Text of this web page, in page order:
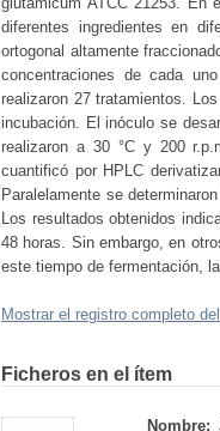
diferentes ingredientes en
ortogonal altamente
concentraciones de cada
realizaron 27 tratamientos.
incubación. El inóculo se
realizaron a 30 °C y 200
cuantificó por HPLC
Paralelamente se
Los resultados obtenidos
48 horas. Sin embargo, en
este tiempo de fermentación,
Mostrar el registro completo
Ficheros en el ítem
Nombre: